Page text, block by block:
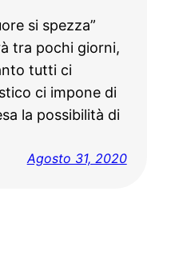
si spezza”
tra pochi giorni,
tutti ci
ci impone di
la possibilità di
Agosto 31, 2020